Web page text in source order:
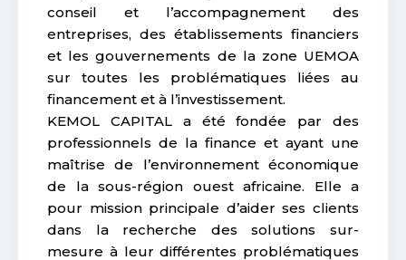
conseil et l’accompagnement des
entreprises, des établissements financiers
et les gouvernements de la zone UEMOA
sur toutes les problématiques liées au
financement et à l’investissement.
KEMOL CAPITAL a été fondée par des
professionnels de la finance et ayant une
maîtrise de l’environnement économique
de la sous-région ouest africaine. Elle a
pour mission principale d’aider ses clients
dans la recherche des solutions sur-
mesure à leur différentes problématiques